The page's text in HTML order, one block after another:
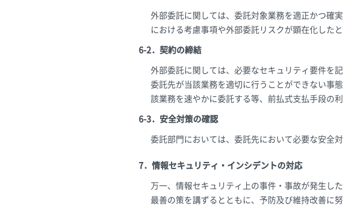
外部委託に関しては、委託対象業務を適正かつ確
における考慮事項や外部委託リスクが顕在化した
6-2．契約の締結
外部委託に関しては、必要なセキュリティ要件を
委託先が当該業務を適切に行うことができない事
該業務を速やかに委託する等、前払式支払手段の
6-3．安全対策の確認
委託部門においては、委託先において必要な安全
7．情報セキュリティ・インシデントの対応
万一、情報セキュリティ上の事件・事故が発生し
最善の策を講ずるとともに、予防及び維持改善に努